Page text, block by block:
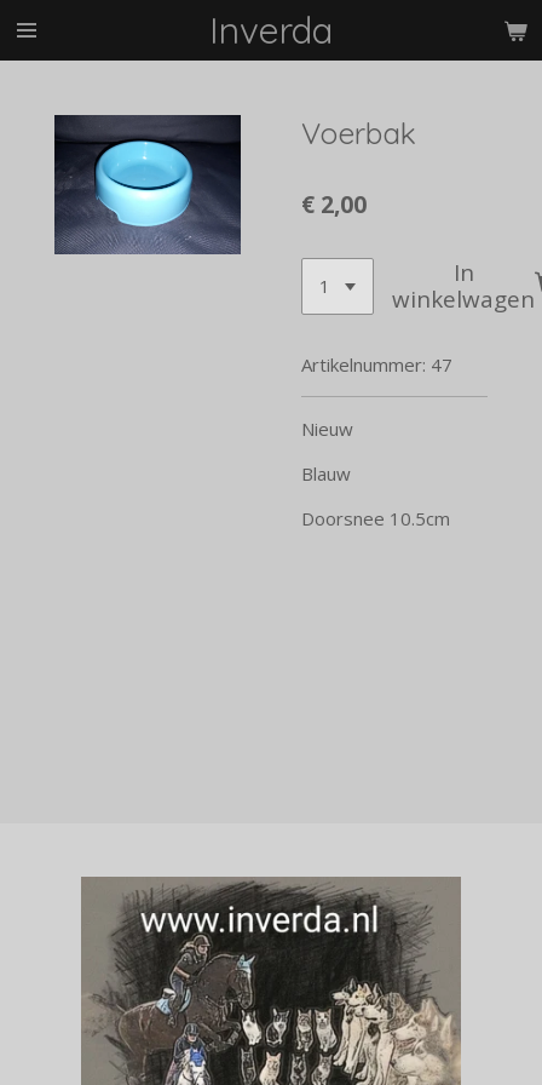
Ga
Inverda
Voerbak
€ 2,00
In
winkelwagen
Artikelnummer: 47
Nieuw
Blauw
Doorsnee 10.5cm